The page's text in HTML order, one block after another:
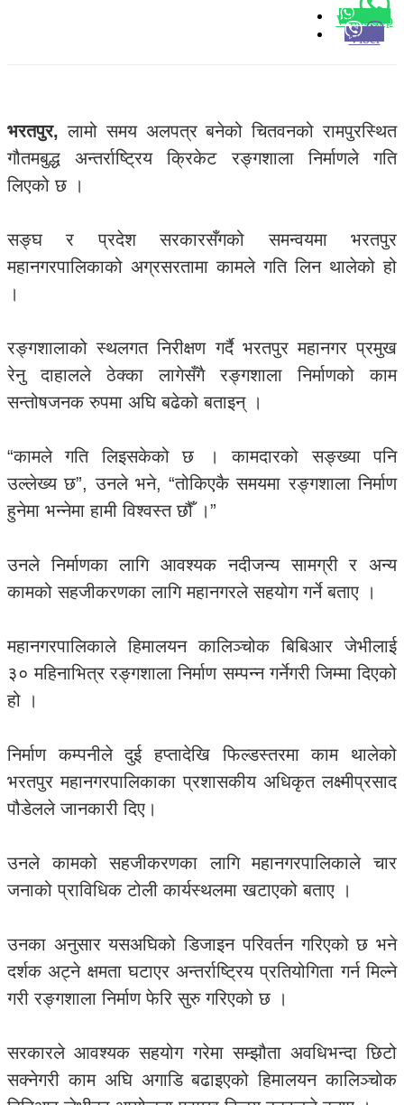
Whatsapp
Viber
भरतपुर, लामो समय अलपत्र बनेको चितवनको रामपुरस्थित
गौतमबुद्ध अन्तर्राष्ट्रिय क्रिकेट रङ्गशाला निर्माणले गति
लिएको छ ।
सङ्घ र प्रदेश सरकारसँगको समन्वयमा भरतपुर
महानगरपालिकाको अग्रसरतामा कामले गति लिन थालेको हो
।
रङ्गशालाको स्थलगत निरीक्षण गर्दै भरतपुर महानगर प्रमुख
रेनु दाहालले ठेक्का लागेसँगै रङ्गशाला निर्माणको काम
सन्तोषजनक रुपमा अघि बढेको बताइन् ।
“कामले गति लिइसकेको छ । कामदारको सङ्ख्या पनि
उल्लेख्य छ”, उनले भने, “तोकिएकै समयमा रङ्गशाला निर्माण
हुनेमा भन्नेमा हामी विश्वस्त छौँ ।”
उनले निर्माणका लागि आवश्यक नदीजन्य सामग्री र अन्य
कामको सहजीकरणका लागि महानगरले सहयोग गर्ने बताए ।
महानगरपालिकाले हिमालयन कालिञ्चोक बिबिआर जेभीलाई
३० महिनाभित्र रङ्गशाला निर्माण सम्पन्न गर्नेगरी जिम्मा दिएको
हो ।
निर्माण कम्पनीले दुई हप्तादेखि फिल्डस्तरमा काम थालेको
भरतपुर महानगरपालिकाका प्रशासकीय अधिकृत लक्ष्मीप्रसाद
पौडेलले जानकारी दिए।
उनले कामको सहजीकरणका लागि महानगरपालिकाले चार
जनाको प्राविधिक टोली कार्यस्थलमा खटाएको बताए ।
उनका अनुसार यसअघिको डिजाइन परिवर्तन गरिएको छ भने
दर्शक अट्ने क्षमता घटाएर अन्तर्राष्ट्रिय प्रतियोगिता गर्न मिल्ने
गरी रङ्गशाला निर्माण फेरि सुरु गरिएको छ ।
सरकारले आवश्यक सहयोग गरेमा सम्झौता अवधिभन्दा छिटो
सक्नेगरी काम अघि अगाडि बढाइएको हिमालयन कालिञ्चोक